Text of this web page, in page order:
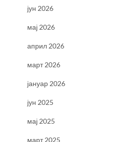
јун 2026
мај 2026
април 2026
март 2026
јануар 2026
јун 2025
мај 2025
март 2025